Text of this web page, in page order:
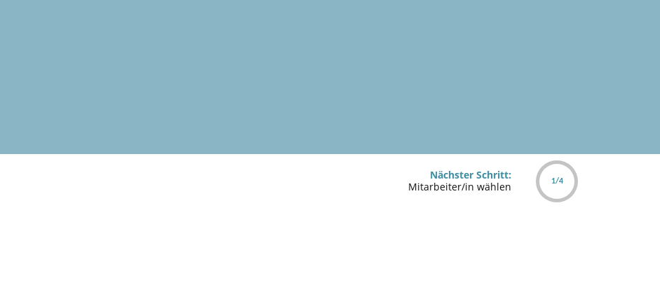
Nächster Schritt:
Mitarbeiter/in wählen
1/4